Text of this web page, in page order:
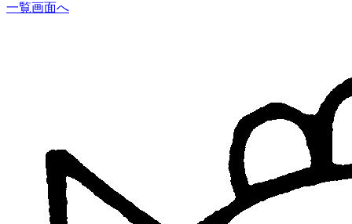
一覧画面へ